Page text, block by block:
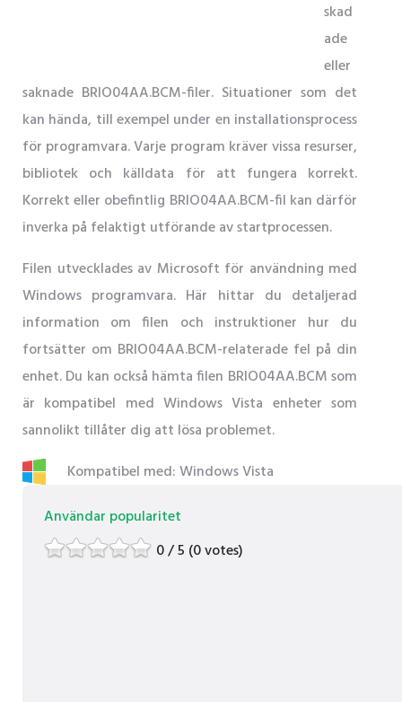
skad
ade
eller
saknade BRIO04AA.BCM-filer. Situationer som det
kan hända, till exempel under en installationsprocess
för programvara. Varje program kräver vissa resurser,
bibliotek och källdata för att fungera korrekt.
Korrekt eller obefintlig BRIO04AA.BCM-fil kan därför
inverka på felaktigt utförande av startprocessen.
Filen utvecklades av Microsoft för användning med
Windows programvara. Här hittar du detaljerad
information om filen och instruktioner hur du
fortsätter om BRIO04AA.BCM-relaterade fel på din
enhet. Du kan också hämta filen BRIO04AA.BCM som
är kompatibel med Windows Vista enheter som
sannolikt tillåter dig att lösa problemet.
Kompatibel med: Windows Vista
Användar popularitet
0 / 5 (0 votes)